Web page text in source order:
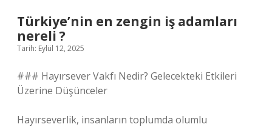
Türkiye’nin en zengin iş adamları
nereli ?
Tarih: Eylül 12, 2025
### Hayırsever Vakfı Nedir? Gelecekteki Etkileri
Üzerine Düşünceler
Hayırseverlik, insanların toplumda olumlu